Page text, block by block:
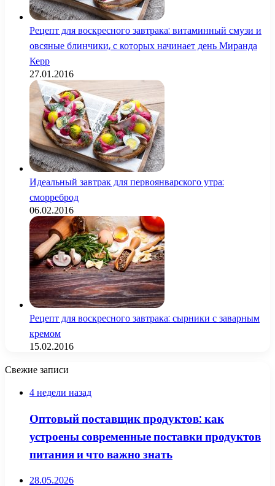
Рецепт для воскресного завтрака: витаминный смузи и
овсяные блинчики, с которых начинает день Миранда
Керр
27.01.2016
Идеальный завтрак для первоянварского утра:
сморреброд
06.02.2016
Рецепт для воскресного завтрака: сырники с заварным
кремом
15.02.2016
Свежие записи
4 недели назад
Оптовый поставщик продуктов: как
устроены современные поставки продуктов
питания и что важно знать
28.05.2026